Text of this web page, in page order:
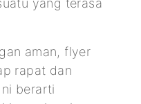
yang terasa
aman, flyer
rapat dan
berarti